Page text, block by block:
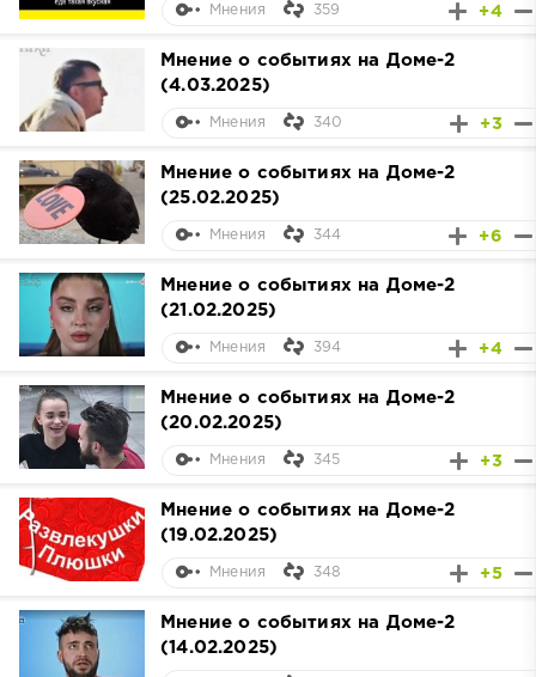
+4
Мнения 359
Мнение о событиях на Доме-2
(4.03.2025)
+3
Мнения 340
Мнение о событиях на Доме-2
(25.02.2025)
+6
Мнения 344
Мнение о событиях на Доме-2
(21.02.2025)
+4
Мнения 394
Мнение о событиях на Доме-2
(20.02.2025)
+3
Мнения 345
Мнение о событиях на Доме-2
(19.02.2025)
+5
Мнения 348
Мнение о событиях на Доме-2
(14.02.2025)